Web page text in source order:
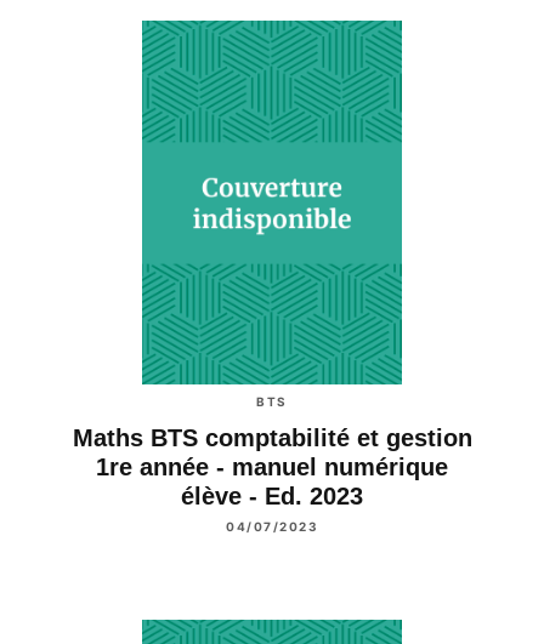
BTS
Maths BTS comptabilité et gestion
1re année - manuel numérique
élève - Ed. 2023
04/07/2023